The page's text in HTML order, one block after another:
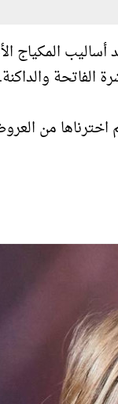
أساليب المكياج
الفاتحة والداكنة.
ناعم اخترناها